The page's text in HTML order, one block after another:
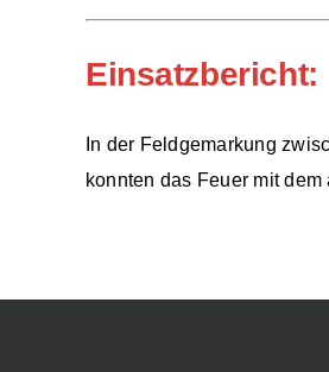
Einsatzbericht:
In der Feldgemarkung
konnten das Feuer mit